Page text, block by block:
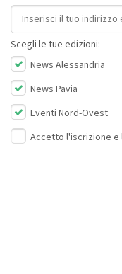
Indirizzo email
Scegli le tue edizioni:
News Alessandria
News Pavia
Eventi Nord-Ovest
Accetto l'iscrizione e